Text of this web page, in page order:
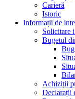
Carieră
Istoric
Informații de
Solicitare
Bugetul
Achiziții
Declarații